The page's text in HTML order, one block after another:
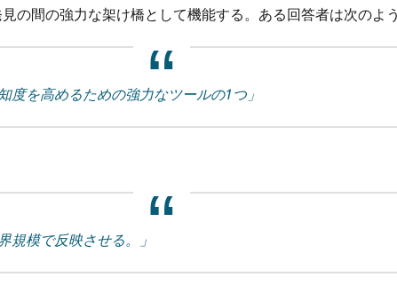
の間の強力な架け橋として機能する。ある回答者は次のよ
度を高めるための強力なツールの1つ」
規模で反映させる。」